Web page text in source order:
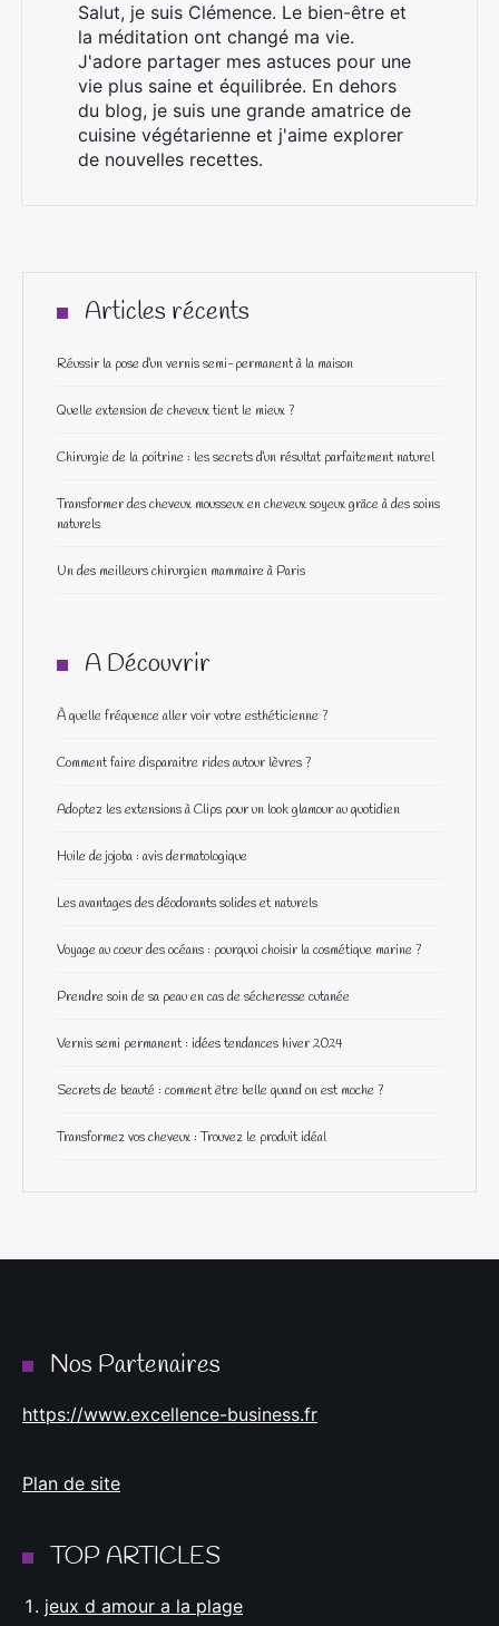
Salut, je suis Clémence. Le bien-être et
la méditation ont changé ma vie.
J'adore partager mes astuces pour une
vie plus saine et équilibrée. En dehors
du blog, je suis une grande amatrice de
cuisine végétarienne et j'aime explorer
de nouvelles recettes.
Articles récents
Réussir la pose d’un vernis semi-permanent à la maison
Quelle extension de cheveux tient le mieux ?
Chirurgie de la poitrine : les secrets d’un résultat parfaitement naturel
Transformer des cheveux mousseux en cheveux soyeux grâce à des soins
naturels
Un des meilleurs chirurgien mammaire à Paris
A Découvrir
À quelle fréquence aller voir votre esthéticienne ?
Comment faire disparaitre rides autour lèvres ?
Adoptez les extensions à Clips pour un look glamour au quotidien
Huile de jojoba : avis dermatologique
Les avantages des déodorants solides et naturels
Voyage au coeur des océans : pourquoi choisir la cosmétique marine ?
Prendre soin de sa peau en cas de sécheresse cutanée
Vernis semi permanent : idées tendances hiver 2024
Secrets de beauté : comment être belle quand on est moche ?
Transformez vos cheveux : Trouvez le produit idéal
Nos Partenaires
https://www.excellence-business.fr
Plan de site
TOP ARTICLES
jeux d amour a la plage